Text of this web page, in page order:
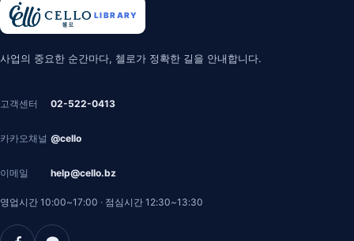
첼로 라이브러리 안내
LIBRARY
사업의 중요한 순간마다, 첼로가 정확한 길을 안내합니다.
고객센터 02-522-0413
카카오채널 @cello
이메일 help@cello.bz
영업시간 10:00~17:00 · 점심시간 12:30~13:30